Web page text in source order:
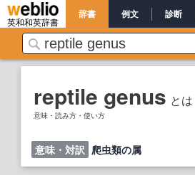
英和和英辞書
辞書 例文 診断
reptile genus とは
意味・読み方・使い方
意味・対訳 爬虫類の属